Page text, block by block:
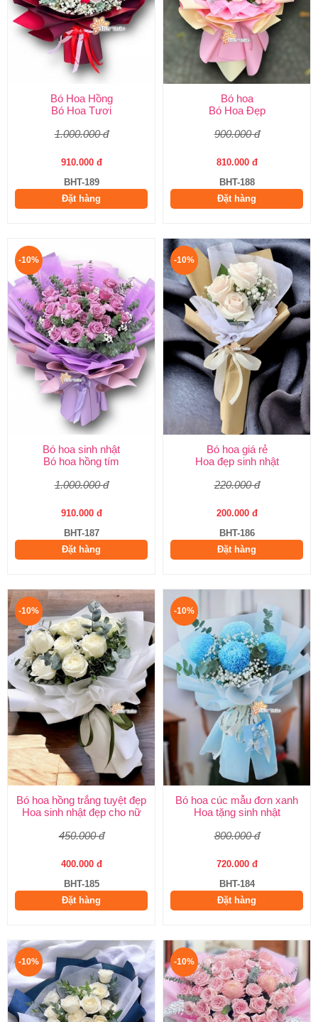
Bó Hoa Hồng
Bó Hoa Tươi
1.000.000 đ
910.000 đ
BHT-189
Đặt hàng
Bó hoa
Bó Hoa Đẹp
900.000 đ
810.000 đ
BHT-188
Đặt hàng
-10%
Bó hoa sinh nhật
Bó hoa hồng tím
1.000.000 đ
910.000 đ
BHT-187
Đặt hàng
-10%
Bó hoa giá rẻ
Hoa đẹp sinh nhật
220.000 đ
200.000 đ
BHT-186
Đặt hàng
-10%
Bó hoa hồng trắng tuyệt đẹp
Hoa sinh nhật đẹp cho nữ
450.000 đ
400.000 đ
BHT-185
Đặt hàng
-10%
Bó hoa cúc mẫu đơn xanh
Hoa tặng sinh nhật
800.000 đ
720.000 đ
BHT-184
Đặt hàng
-10% -10%